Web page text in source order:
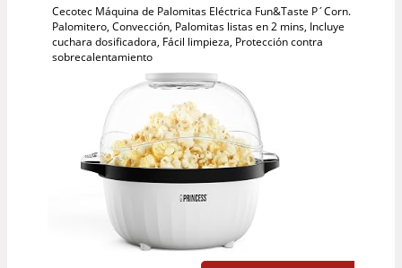
Cecotec Máquina de Palomitas Eléctrica Fun&Taste P´Corn.
Palomitero, Convección, Palomitas listas en 2 mins, Incluye
cuchara dosificadora, Fácil limpieza, Protección contra
sobrecalentamiento